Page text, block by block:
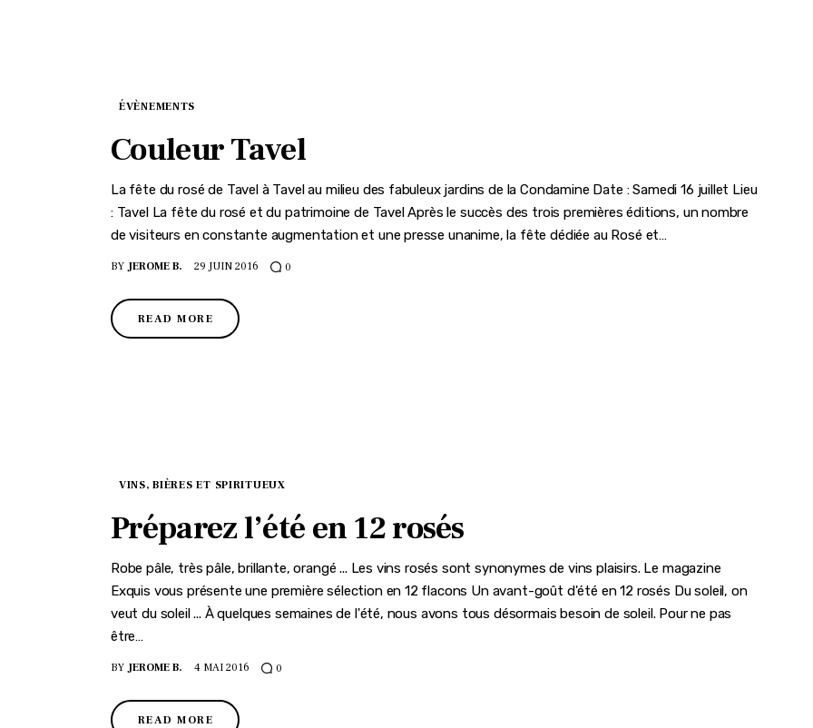
ÉVÈNEMENTS
Couleur Tavel
La fête du rosé de Tavel à Tavel au milieu des fabuleux jardins de la Condamine Date : Samedi 16 juillet Lieu
: Tavel La fête du rosé et du patrimoine de Tavel Après le succès des trois premières éditions, un nombre
de visiteurs en constante augmentation et une presse unanime, la fête dédiée au Rosé et…
BY JEROME B. 29 JUIN 2016 0
READ MORE
VINS, BIÈRES ET SPIRITUEUX
Préparez l’été en 12 rosés
Robe pâle, très pâle, brillante, orangé ... Les vins rosés sont synonymes de vins plaisirs. Le magazine
Exquis vous présente une première sélection en 12 flacons Un avant-goût d'été en 12 rosés Du soleil, on
veut du soleil ... À quelques semaines de l'été, nous avons tous désormais besoin de soleil. Pour ne pas
être…
BY JEROME B. 4 MAI 2016 0
READ MORE